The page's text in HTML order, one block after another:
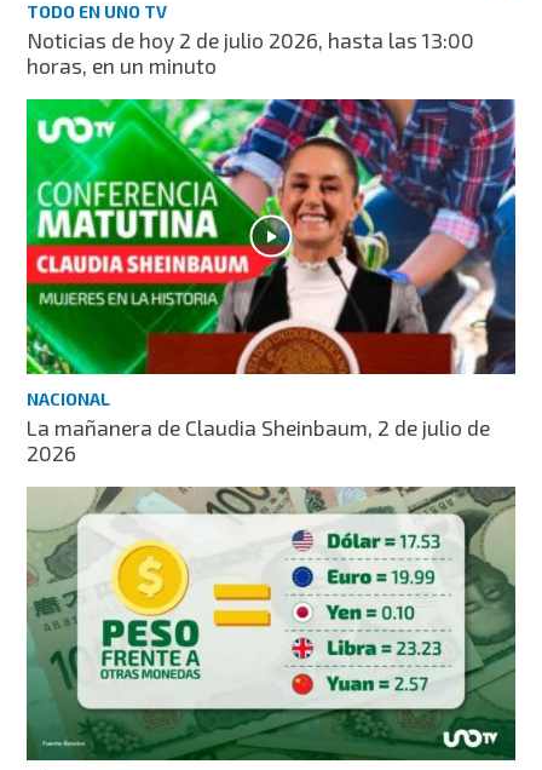
TODO EN UNO TV
Noticias de hoy 2 de julio 2026, hasta las 13:00
horas, en un minuto
NACIONAL
La mañanera de Claudia Sheinbaum, 2 de julio de
2026